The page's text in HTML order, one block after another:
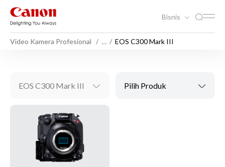
Bisnis
Video Kamera Profesional … EOS C300 Mark III
EOS C300 Mark III Pilih Produk